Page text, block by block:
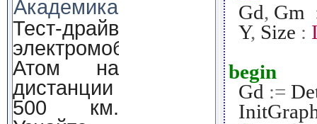
Академика
Тест-драйв
электромобиля
Атом на
дистанции
500 км.
Gd, Gm
Y, Size :
begin
Gd :=